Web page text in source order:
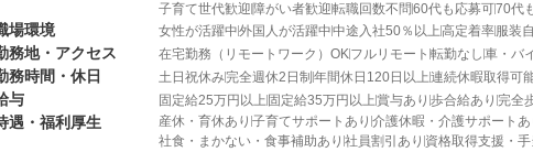
子育て世代歓迎 障がい者歓迎転職回数不問60代も応募可70代
場環境 女性が活躍中外国人が活躍中中途入社50％以上高定着率服装
務地・アクセス 在宅勤務（リモートワーク）OK フルリモート 転勤なし 車・バ
務時間・休日 土日祝休み完全週休2日制年間休日120日以上連続休暇取得可
与 固定給25万円以上 固定給35万円以上賞与あり 歩合給あり 完全
遇・福利厚生 産休・育休あり 子育てサポートあり 介護休暇・介護サポートあ
社食・まかない・食事補助あり 社員割引あり 資格取得支援・手